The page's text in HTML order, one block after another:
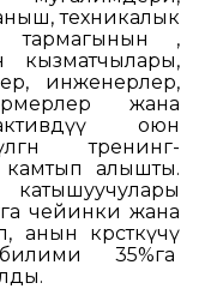
техникалык
тармагынын ,
кызматчылары,
инженерлер,
жана
оюн
тренинг-
камтып алышты.
чейинки жана
анын кѳрсѳткүчү
35%га